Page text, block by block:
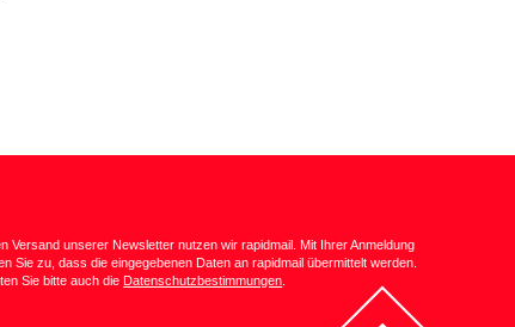
Versand unserer Newsletter nutzen wir rapidmail. Mit Ihrer Anmeldung
Sie zu, dass die eingegebenen Daten an rapidmail übermittelt werden.
Sie bitte auch die Datenschutzbestimmungen